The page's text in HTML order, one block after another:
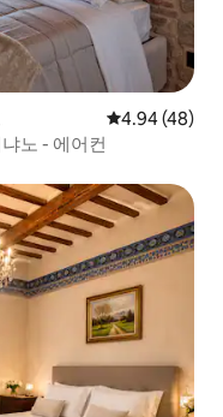
평점 4.94점(5
4.94 (48)
노 - 에어컨